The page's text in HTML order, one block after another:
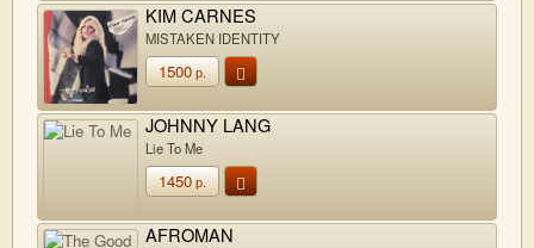
KIM CARNES
MISTAKEN IDENTITY
1500р.
JOHNNY LANG
Lie To Me
1450р.
AFROMAN